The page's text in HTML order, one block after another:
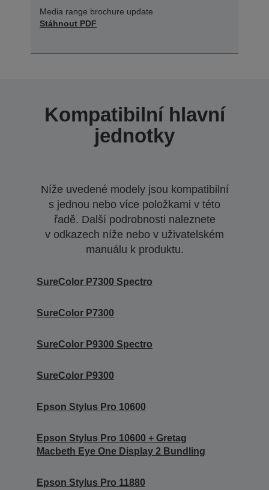
Media range brochure update
Stáhnout PDF
Kompatibilní hlavní
jednotky
Níže uvedené modely jsou kompatibilní
s jednou nebo více položkami v této
řadě. Další podrobnosti naleznete
v odkazech níže nebo v uživatelském
manuálu k produktu.
SureColor P7300 Spectro
SureColor P7300
SureColor P9300 Spectro
SureColor P9300
Epson Stylus Pro 10600
Epson Stylus Pro 10600 + Gretag
Macbeth Eye One Display 2 Bundling
Epson Stylus Pro 11880